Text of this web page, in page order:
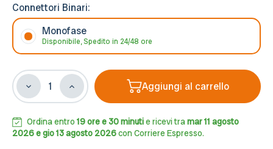
Connettori Binari:
Monofase
Disponibile, Spedito in 24/48 ore
Diminuisci
la
di
Connettore
Aumenta
la
di
Connettore
Aggiungi al carrello
Ordina entro 19 ore e 30 minutie ricevi tramar 11 agosto
2026 e gio 13 agosto 2026con Corriere Espresso.